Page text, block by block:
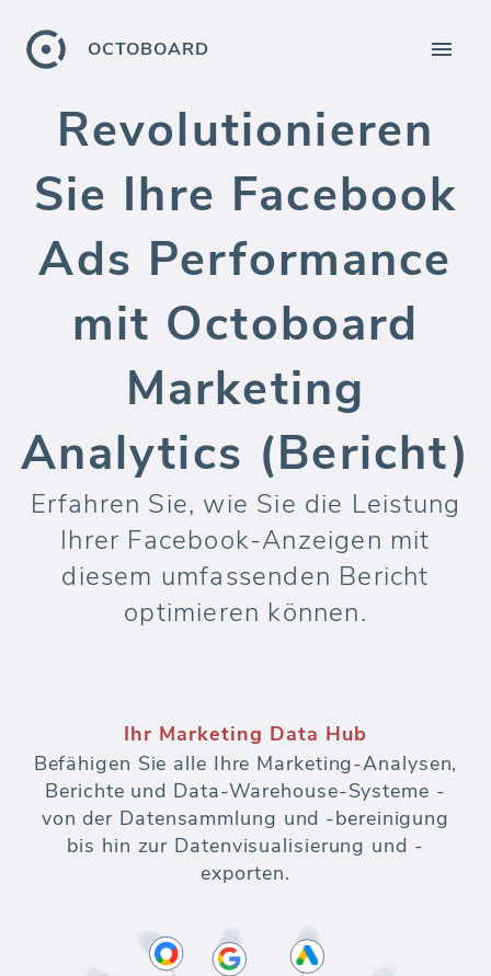
OCTOBOARD
Revolutionieren
Sie Ihre Facebook
Ads Performance
mit Octoboard
Marketing
Analytics (Bericht)
Erfahren Sie, wie Sie die Leistung
Ihrer Facebook-Anzeigen mit
diesem umfassenden Bericht
optimieren können.
Ihr Marketing Data Hub
Befähigen Sie alle Ihre Marketing-Analysen,
Berichte und Data-Warehouse-Systeme -
von der Datensammlung und -bereinigung
bis hin zur Datenvisualisierung und -
exporten.